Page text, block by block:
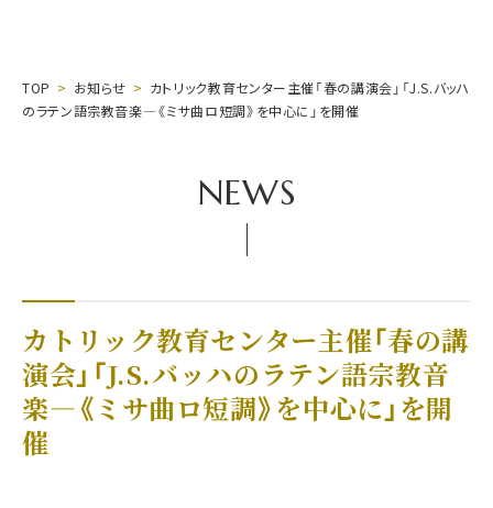
TOP お知らせ
カトリック教育センター主催「春の講演会」「J.S.バッハ
のラテン語宗教音楽―《ミサ曲ロ短調》を中心に」を開催
NEWS
カトリック教育センター主催「春の講
演会」「J.S.バッハのラテン語宗教音
楽―《ミサ曲ロ短調》を中心に」を開
催